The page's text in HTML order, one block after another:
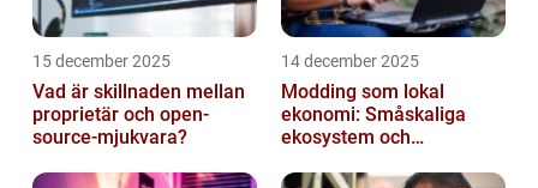
15 december 2025
Vad är skillnaden mellan
proprietär och open-
source-mjukvara?
14 december 2025
Modding som lokal
ekonomi: Småskaliga
ekosystem och